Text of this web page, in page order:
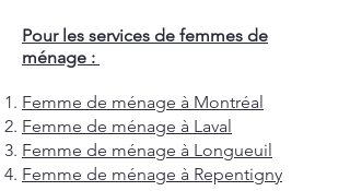
Pour les services de femmes de
ménage :
Femme de ménage à Montréal
Femme de ménage à Laval
Femme de ménage à Longueuil
Femme de ménage à Repentigny